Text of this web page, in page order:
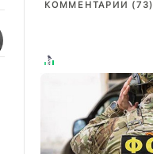
КОММЕНТАРИИ (73)